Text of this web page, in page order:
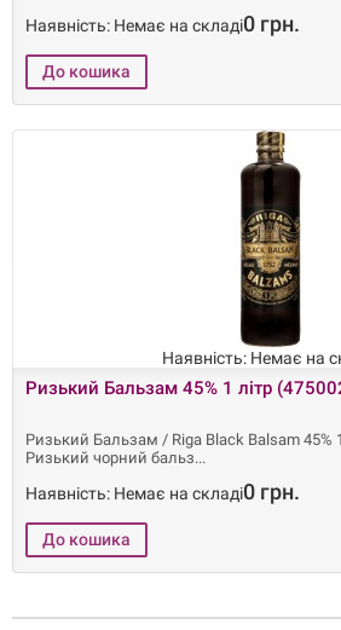
Наявність: Немає на складі0 грн.
Наявність: Немає на
Ризький Бальзам 45% 1 літр
Ризький Бальзам / Riga Black Balsam 45%
Ризький чорний бальз
Наявність: Немає на складі0 грн.